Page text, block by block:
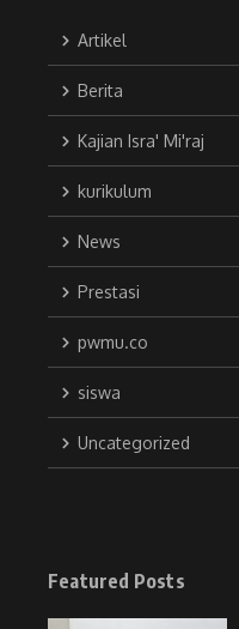
Artikel
Berita
Kajian Isra' Mi'raj
kurikulum
News
Prestasi
pwmu.co
siswa
Uncategorized
Featured Posts